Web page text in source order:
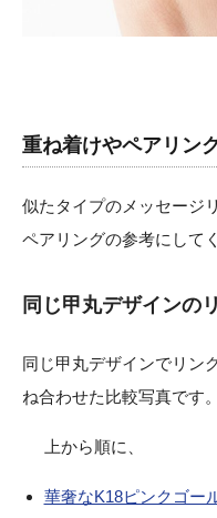
重ね着けやペアリン
似たタイプのメッセージ
ペアリングの参考にして
同じ甲丸デザインの
同じ甲丸デザインでリン
ね合わせた比較写真です。
上から順に、
華奢なK18ピンクゴー